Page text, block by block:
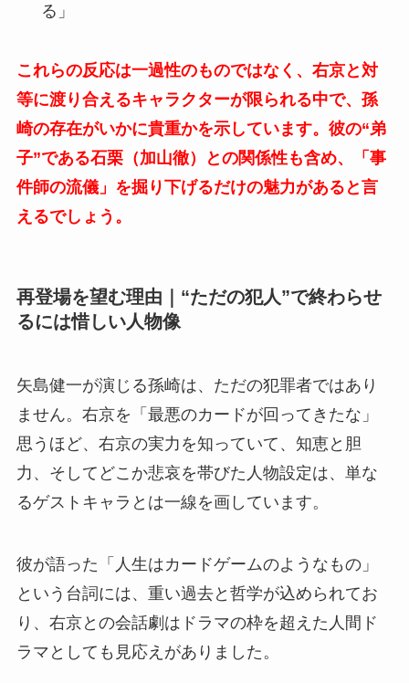
る」
これらの反応は一過性のものではなく、右京と対
等に渡り合えるキャラクターが限られる中で、孫
崎の存在がいかに貴重かを示しています。彼の“弟
子”である石栗（加山徹）との関係性も含め、「事
件師の流儀」を掘り下げるだけの魅力があると言
えるでしょう。
再登場を望む理由｜“ただの犯人”で終わらせ
るには惜しい人物像
矢島健一が演じる孫崎は、ただの犯罪者ではあり
ません。右京を「最悪のカードが回ってきたな」
思うほど、右京の実力を知っていて、知恵と胆
力、そしてどこか悲哀を帯びた人物設定は、単な
るゲストキャラとは一線を画しています。
彼が語った「人生はカードゲームのようなもの」
という台詞には、重い過去と哲学が込められてお
り、右京との会話劇はドラマの枠を超えた人間ド
ラマとしても見応えがありました。